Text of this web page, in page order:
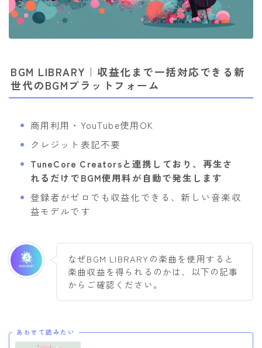
BGM LIBRARY｜収益化まで一括対応できる新
世代のBGMプラットフォーム
商用利用・YouTube使用OK
クレジット表記不要
TuneCore Creatorsと連携しており、再生さ
れるだけでBGM使用料が自動で発生します
登録者がゼロでも収益化できる、新しい音楽収
益モデルです
なぜBGM LIBRARYの楽曲を使用すると
楽曲収益を得られるのかは、以下の記事
からご確認ください。
あわせて読みたい